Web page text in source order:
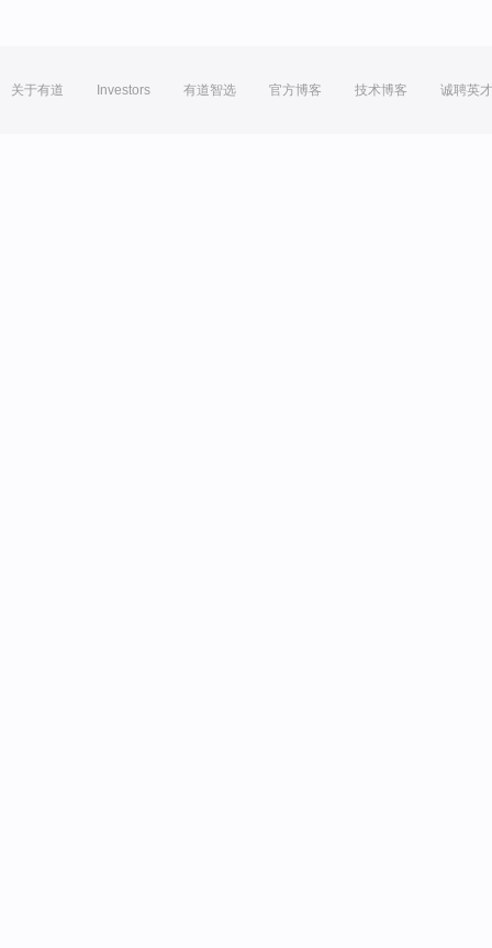
关于有道 Investors 有道智选 官方博客 技术博客 诚聘英才